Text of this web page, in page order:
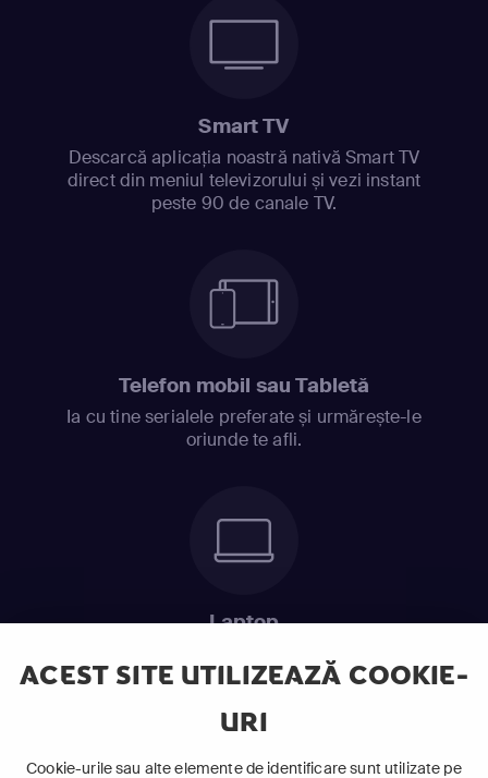
ACEST SITE UTILIZEAZĂ COOKIE-
URI
Cookie-urile sau alte elemente de identificare sunt utilizate pe
Smart TV
Descarcă aplicația noastră nativă Smart TV
direct din meniul televizorului și vezi instant
peste 90 de canale TV.
Telefon mobil sau Tabletă
Ia cu tine serialele preferate și urmărește-le
oriunde te afli.
Laptop
ABONEAZĂ-TE ACUM